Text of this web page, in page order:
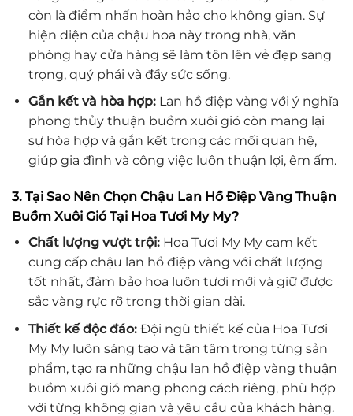
còn là điểm nhấn hoàn hảo cho không gian. Sự
hiện diện của chậu hoa này trong nhà, văn
phòng hay cửa hàng sẽ làm tôn lên vẻ đẹp sang
trọng, quý phái và đầy sức sống.
Gắn kết và hòa hợp:Lan hồ điệp vàng với ý nghĩa
phong thủy thuận buồm xuôi gió còn mang lại
sự hòa hợp và gắn kết trong các mối quan hệ,
giúp gia đình và công việc luôn thuận lợi, êm ấm.
3. Tại Sao Nên Chọn Chậu Lan Hồ Điệp Vàng Thuận
Buồm Xuôi Gió Tại Hoa Tươi My My?
Chất lượng vượt trội:Hoa Tươi My My cam kết
cung cấp chậu lan hồ điệp vàng với chất lượng
tốt nhất, đảm bảo hoa luôn tươi mới và giữ được
sắc vàng rực rỡ trong thời gian dài.
Thiết kế độc đáo:Đội ngũ thiết kế của Hoa Tươi
My My luôn sáng tạo và tận tâm trong từng sản
phẩm, tạo ra những chậu lan hồ điệp vàng thuận
buồm xuôi gió mang phong cách riêng, phù hợp
với từng không gian và yêu cầu của khách hàng.